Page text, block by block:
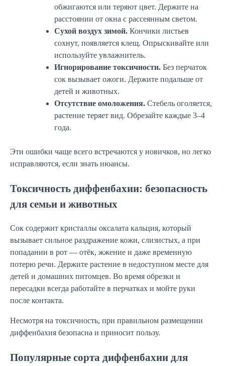
обжигаются или теряют цвет. Держите на
расстоянии от окна с рассеянным светом.
Сухой воздух зимой. Кончики листьев
сохнут, появляется клещ. Опрыскивайте или
используйте увлажнитель.
Игнорирование токсичности. Без перчаток
сок вызывает ожоги. Держите подальше от
детей и животных.
Отсутствие омоложения. Стебель оголяется,
растение теряет вид. Обрезайте каждые 3–4
года.
Эти ошибки чаще всего встречаются у новичков, но легко
исправляются, если знать нюансы.
Токсичность диффенбахии: безопасность
для семьи и животных
Сок содержит кристаллы оксалата кальция, который
вызывает сильное раздражение кожи, слизистых, а при
попадании в рот — отёк, жжение и даже временную
потерю речи. Держите растение в недоступном месте для
детей и домашних питомцев. Во время обрезки и
пересадки всегда работайте в перчатках и мойте руки
после контакта.
Несмотря на токсичность, при правильном размещении
диффенбахия безопасна и приносит пользу.
Популярные сорта диффенбахии для